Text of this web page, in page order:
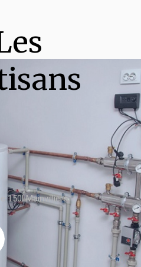
150l Mainvilliers